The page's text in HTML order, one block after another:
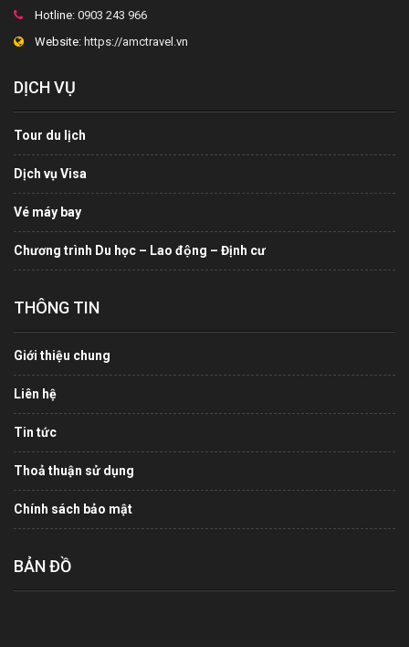
Hotline: 0903 243 966
Website: https://amctravel.vn
DỊCH VỤ
Tour du lịch
Dịch vụ Visa
Vé máy bay
Chương trình Du học – Lao động – Định cư
THÔNG TIN
Giới thiệu chung
Liên hệ
Tin tức
Thoả thuận sử dụng
Chính sách bảo mật
BẢN ĐỒ